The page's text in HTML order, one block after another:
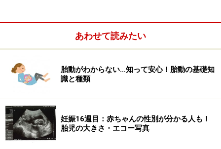
ため心配です
ものでしょうか
逆子ですが胎動があまりわかりません
あわせて読みたい
胎動がわからない…知って安心！胎動の基礎知
識と種類
妊娠16週目：赤ちゃんの性別が分かる人も！
胎児の大きさ・エコー写真